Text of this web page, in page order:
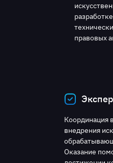
правовых
Координация
внедрения
Оказание